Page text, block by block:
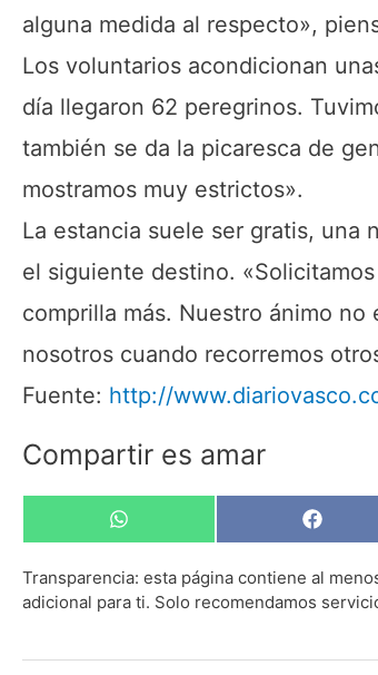
alguna medida al respecto»,
Los voluntarios acondicionan
día llegaron 62 peregrinos.
también se da la picaresca de
mostramos muy estrictos».
La estancia suele ser gratis, una
el siguiente destino.
comprilla más. Nuestro ánimo
nosotros cuando recorremos
Fuente: http://
Compartir es amar
Compartir
en
WhatsApp
en
Transparencia: esta página contiene al
adicional para ti. Solo recomendamos